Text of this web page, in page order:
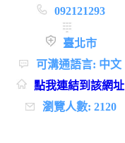
092121293
臺北市
可溝通語言: 中文
點我連結到該網址
瀏覽人數: 2120